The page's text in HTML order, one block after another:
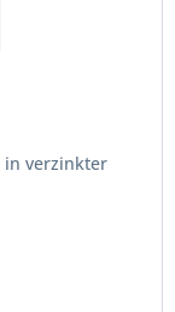
in verzinkter